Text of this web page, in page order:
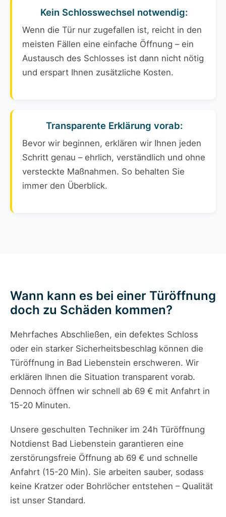
Kein Schlosswechsel notwendig:
Wenn die Tür nur zugefallen ist, reicht in den
meisten Fällen eine einfache Öffnung – ein
Austausch des Schlosses ist dann nicht nötig
und erspart Ihnen zusätzliche Kosten.
Transparente Erklärung vorab:
Bevor wir beginnen, erklären wir Ihnen jeden
Schritt genau – ehrlich, verständlich und ohne
versteckte Maßnahmen. So behalten Sie
immer den Überblick.
Wann kann es bei einer Türöffnung
doch zu Schäden kommen?
Mehrfaches Abschließen, ein defektes Schloss
oder ein starker Sicherheitsbeschlag können die
Türöffnung in Bad Liebenstein erschweren. Wir
erklären Ihnen die Situation transparent vorab.
Dennoch öffnen wir schnell ab 69 € mit Anfahrt in
15-20 Minuten.
Unsere geschulten Techniker im 24h Türöffnung
Notdienst Bad Liebenstein garantieren eine
zerstörungsfreie Öffnung ab 69 € und schnelle
Anfahrt (15-20 Min). Sie arbeiten sauber, sodass
keine Kratzer oder Bohrlöcher entstehen – Qualität
ist unser Standard.